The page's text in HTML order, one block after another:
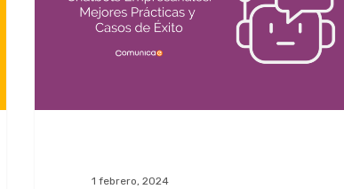
1 febrero, 2024